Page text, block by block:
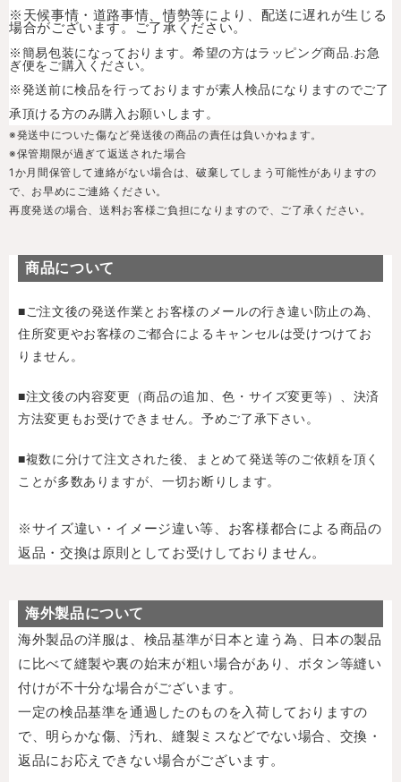
※天候事情・道路事情、情勢等により、配送に遅れが生じる
場合がございます。ご了承ください。
※簡易包装になっております。希望の方はラッピング商品.お急
ぎ便をご購入ください。
※発送前に検品を行っておりますが素人検品になりますのでご了
承頂ける方のみ購入お願いします。
※発送中についた傷など発送後の商品の責任は負いかねます。
※保管期限が過ぎて返送された場合
1か月間保管して連絡がない場合は、破棄してしまう可能性がありますの
で、お早めにご連絡ください。
再度発送の場合、送料お客様ご負担になりますので、ご了承ください。
商品について
■ご注文後の発送作業とお客様のメールの行き違い防止の為、
住所変更やお客様のご都合によるキャンセルは受けつけてお
りません。
■注文後の内容変更（商品の追加、色・サイズ変更等）、決済
方法変更もお受けできません。予めご了承下さい。
■複数に分けて注文された後、まとめて発送等のご依頼を頂く
ことが多数ありますが、一切お断りします。
※サイズ違い・イメージ違い等、お客様都合による商品の
返品・交換は原則としてお受けしておりません。
海外製品について
海外製品の洋服は、検品基準が日本と違う為、日本の製品
に比べて縫製や裏の始末が粗い場合があり、ボタン等縫い
付けが不十分な場合がございます。
一定の検品基準を通過したのものを入荷しておりますの
で、明らかな傷、汚れ、縫製ミスなどでない場合、交換・
返品にお応えできない場合がございます。